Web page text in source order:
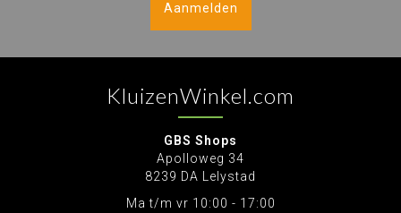
Aanmelden
KluizenWinkel.com
GBS Shops
Apolloweg 34
8239 DA Lelystad
Ma t/m vr 10:00 - 17:00